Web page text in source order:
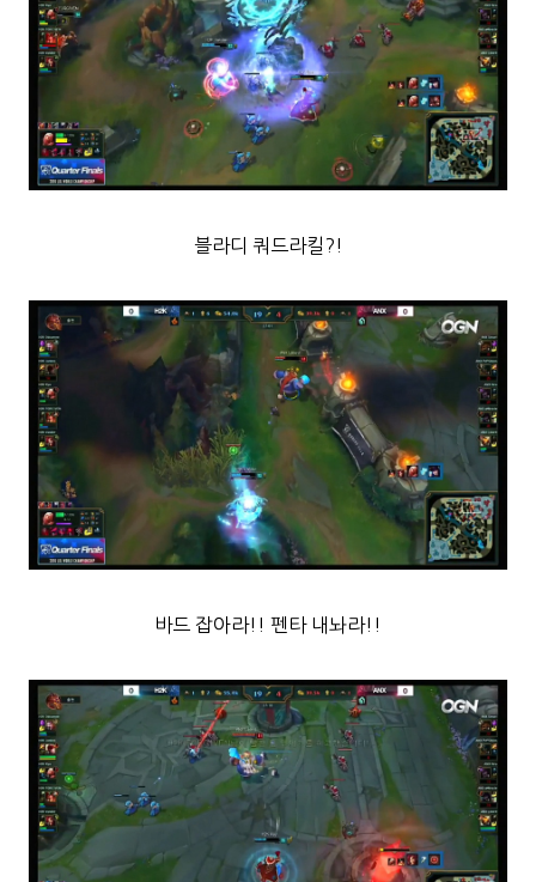
블라디 쿼드라킬?!
바드 잡아라!! 펜타 내놔라!!